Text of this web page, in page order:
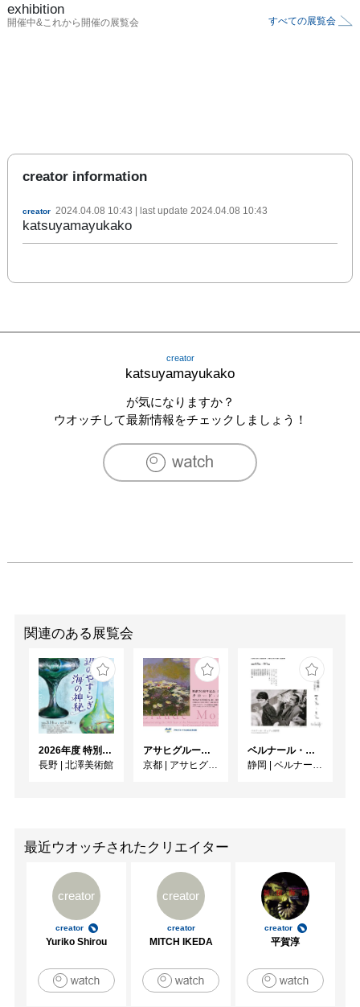
exhibition
開催中&これから開催の展覧会 すべての展覧会
creator information
creator 2024.04.08 10:43 | last update 2024.04.08 10:43
katsuyamayukako
creator
katsuyamayukako
が気になりますか？
ウオッチして最新情報をチェックしましょう！
関連のある展覧会
2026年度 特別展「ガレとドーム、アール･ヌーヴォーのガラス 水辺のやすらぎ、海の神秘」
長野 | 北澤美術館
アサヒグループ大山崎山荘美術館 開館30周年記念展「没後100年 クロード・モネ」
京都 | アサヒグループ大山崎山荘美術館
ベルナール・ビュフェと写真 ーカメラがとらえたビュフェとその時代、そして21 世紀へ
静岡 | ベルナール・ビュフェ美術館
最近ウオッチされたクリエイター
creator
creator
Yuriko Shirou
creator
creator
MITCH IKEDA
creator
平賀淳